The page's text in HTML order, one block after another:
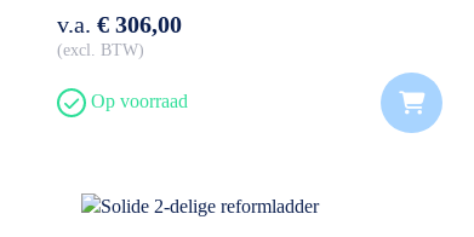
v.a. € 306,00
excl. BTW
Op voorraad